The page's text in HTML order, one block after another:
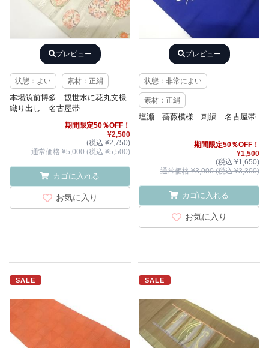
プレビュー
状態：よい 素材：正絹
本場筑前博多 観世水に花丸文様
織り出し 名古屋帯
期間限定50％OFF！
¥2,500
(税込 ¥2,750)
通常価格 ¥5,000 (税込 ¥5,500)
カゴに入れる
お気に入り
プレビュー
状態：非常によい
素材：正絹
塩瀬 薔薇模様 刺繍 名古屋帯
期間限定50％OFF！
¥1,500
(税込 ¥1,650)
通常価格 ¥3,000 (税込 ¥3,300)
カゴに入れる
お気に入り
SALE SALE